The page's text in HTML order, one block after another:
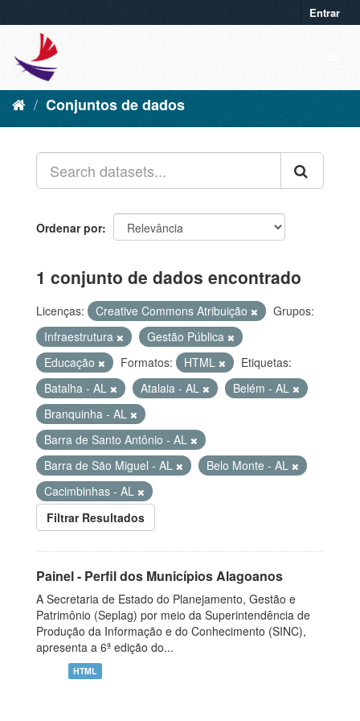
Entrar
Conjuntos de dados
Ordenar por
1 conjunto de dados encontrado
Licenças: Creative Commons Atribuição
Grupos:
Infraestrutura
Gestão Pública
Educação
Formatos: HTML
Etiquetas:
Batalha - AL
Atalaia - AL
Belém - AL
Branquinha - AL
Barra de Santo Antônio - AL
Barra de São Miguel - AL
Belo Monte - AL
Cacimbinhas - AL
Filtrar Resultados
Painel - Perfil dos Municípios Alagoanos
A Secretaria de Estado do Planejamento, Gestão e
Patrimônio (Seplag) por meio da Superintendência de
Produção da Informação e do Conhecimento (SINC),
apresenta a 6ª edição do...
HTML